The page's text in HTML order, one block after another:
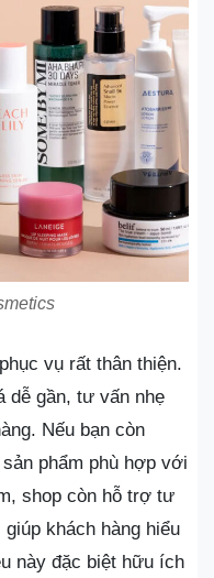
vụ rất thân thiện.
dễ gần, tư vấn nhẹ
Nếu bạn còn
phẩm phù hợp với
shop còn hỗ trợ tư
khách hàng hiểu
này đặc biệt hữu ích